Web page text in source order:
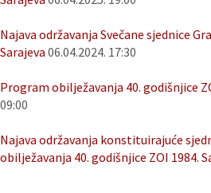
Najava održavanja Svečane sjednice
Sarajeva 06.04.2024. 17:30
Program obilježavanja 40. godišnjice
09:00
Najava održavanja konstituirajuće
obilježavanja 40. godišnjice ZOI 1984.